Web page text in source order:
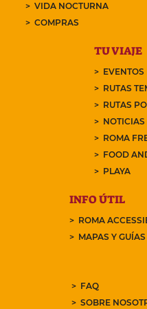
VIDA NOCTURNA
COMPRAS
TU VIAJE
EVENTOS
RUTAS
RUTAS
NOTICIAS
ROMA
FOOD
PLAYA
INFO ÚTIL
ROMA
MAPAS Y
FAQ
SOBRE